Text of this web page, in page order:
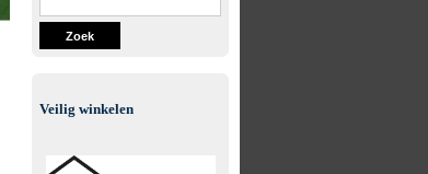
Zoek
Veilig winkelen